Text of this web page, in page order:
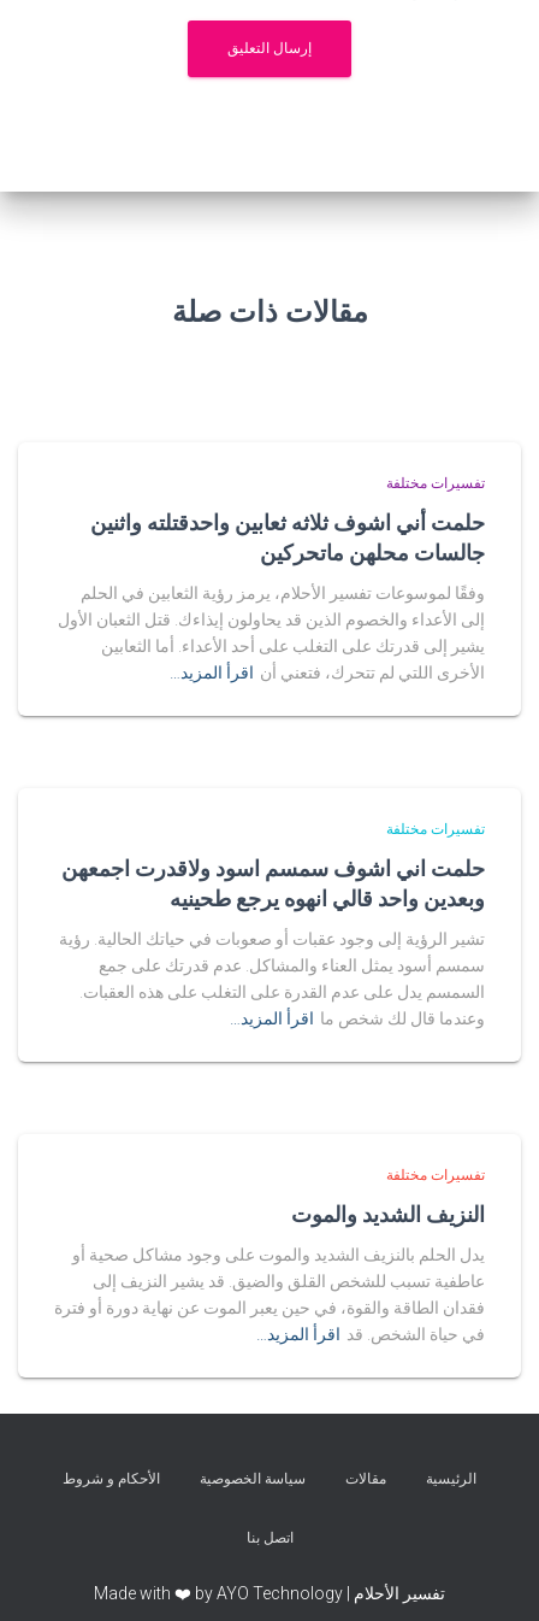
مقالات ذات صلة
تفسيرات مختلفة
حلمت أني اشوف ثلاثه ثعابين واحدقتلته واثنين
جالسات محلهن ماتحركين
وفقًا لموسوعات تفسير الأحلام، يرمز رؤية الثعابين في الحلم
إلى الأعداء والخصوم الذين قد يحاولون إيذاءك. قتل الثعبان الأول
يشير إلى قدرتك على التغلب على أحد الأعداء. أما الثعابين
الأخرى اللتي لم تتحرك، فتعني أن اقرأ المزيد…
تفسيرات مختلفة
حلمت اني اشوف سمسم اسود ولاقدرت اجمعهن
وبعدين واحد قالي انهوه يرجع طحينيه
تشير الرؤية إلى وجود عقبات أو صعوبات في حياتك الحالية. رؤية
سمسم أسود يمثل العناء والمشاكل. عدم قدرتك على جمع
السمسم يدل على عدم القدرة على التغلب على هذه العقبات.
وعندما قال لك شخص ما اقرأ المزيد…
تفسيرات مختلفة
النزيف الشديد والموت
يدل الحلم بالنزيف الشديد والموت على وجود مشاكل صحية أو
عاطفية تسبب للشخص القلق والضيق. قد يشير النزيف إلى
فقدان الطاقة والقوة، في حين يعبر الموت عن نهاية دورة أو فترة
في حياة الشخص. قد اقرأ المزيد…
الرئيسية مقالات سياسة الخصوصية الأحكام و شروط
اتصل بنا
تفسير الأحلام | Made with ❤️ by AYO Technology